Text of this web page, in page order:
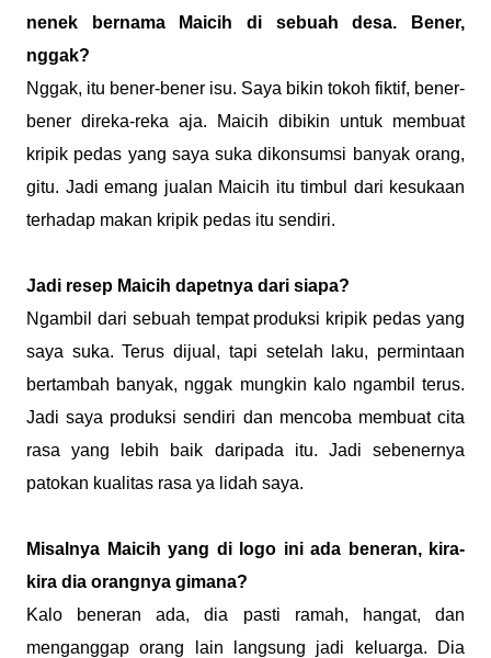
nenek bernama Maicih di sebuah desa. Bener,
nggak?
Nggak, itu bener-bener isu. Saya bikin tokoh fiktif, bener-
bener direka-reka aja. Maicih dibikin untuk membuat
kripik pedas yang saya suka dikonsumsi banyak orang,
gitu. Jadi emang jualan Maicih itu timbul dari kesukaan
terhadap makan kripik pedas itu sendiri.
Jadi resep Maicih dapetnya dari siapa?
Ngambil dari sebuah tempat produksi kripik pedas yang
saya suka. Terus dijual, tapi setelah laku, permintaan
bertambah banyak, nggak mungkin kalo ngambil terus.
Jadi saya produksi sendiri dan mencoba membuat cita
rasa yang lebih baik daripada itu. Jadi sebenernya
patokan kualitas rasa ya lidah saya.
Misalnya Maicih yang di logo ini ada beneran, kira-
kira dia orangnya gimana?
Kalo beneran ada, dia pasti ramah, hangat, dan
menganggap orang lain langsung jadi keluarga. Dia